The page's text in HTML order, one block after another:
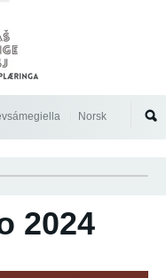
Norsk
2024